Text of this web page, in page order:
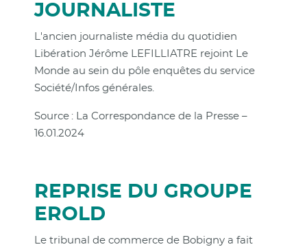
JOURNALISTE
L'ancien journaliste média du quotidien
Libération Jérôme LEFILLIATRE rejoint Le
Monde au sein du pôle enquêtes du service
Société/Infos générales.
Source : La Correspondance de la Presse –
16.01.2024
REPRISE DU GROUPE
EROLD
Le tribunal de commerce de Bobigny a fait